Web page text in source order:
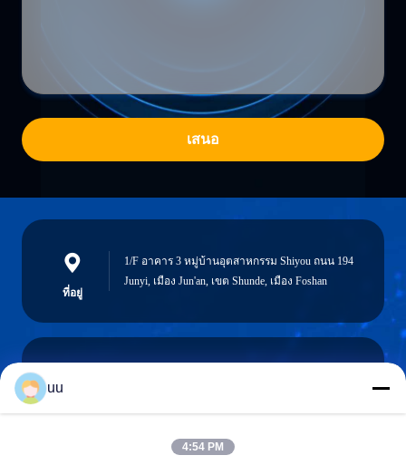
เสนอ
ที่อยู่
1/F อาคาร 3 หมู่บ้านอุตสาหกรรม Shiyou ถนน 194
Junyi, เมือง Jun'an, เขต Shunde, เมือง Foshan
อีเมล
uu
4:54 PM